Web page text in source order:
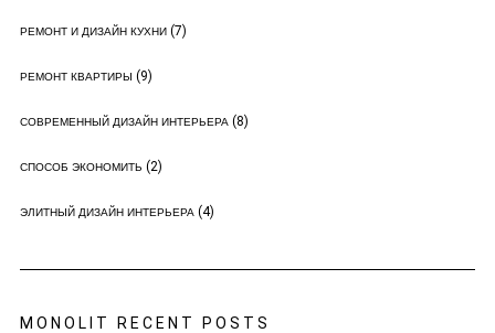
РЕМОНТ И ДИЗАЙН КУХНИ(7)
РЕМОНТ КВАРТИРЫ (9)
СОВРЕМЕННЫЙ ДИЗАЙН ИНТЕРЬЕРА(8)
СПОСОБ ЭКОНОМИТЬ (2)
ЭЛИТНЫЙ ДИЗАЙН ИНТЕРЬЕРА(4)
MONOLIT RECENT POSTS